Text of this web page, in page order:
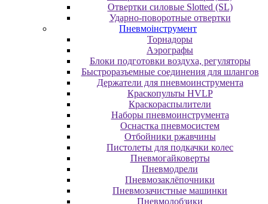
Отвертки силовые Slotted (SL)
Ударно-поворотные отвертки
Пневмоінструмент
Topнaдopы
Аэрографы
Блоки подготовки воздуха, регуляторы
Быстроразъемные соединения для шлангов
Держатели для пневмоинструмента
Краскопульты HVLP
Краскораспылители
Наборы пневмоинструмента
Оснастка пневмосистем
Отбойники ржавчины
Пистолеты для подкачки колес
Пневмогайковерты
Пневмодрели
Пневмозаклёпочники
Пневмозачистные машинки
Пневмолобзики